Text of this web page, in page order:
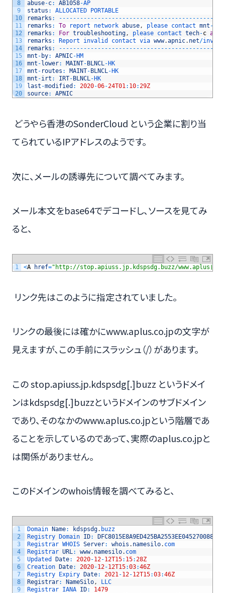
8
9
10
11
12
13
14
15
16
17
18
19
20
abuse-c: AB1058-AP
status : ALLOCATED
PORTABLE
remarks : -- -- -- -- -- -- -- -- -- -- -- -- -- -- -- -- -- -- -- -- -- --
remarks : To report network abuse, please contact mnt -
remarks : For troubleshooting, please contact tech-c and
remarks : Report invalid contact via www.apnic. net/
remarks : -- -- -- -- -- -- -- -- -- -- -- -- -- -- -- -- -- -- -- -- -- --
mnt - by: APNIC- HM
mnt - lower: MAINT- BLNCL- HK
mnt - routes : MAINT- BLNCL- HK
mnt -irt : IRT- BLNCL- HK
last -modified : 2020-06-24T01: 10:29Z
source: APNIC
どうやら香港のSonderCloud という企業に割り当
てられているIPアドレスのようです。
次に、メールの誘導先について調べてみます。
メール本文をbase64でデコードし、ソースを見てみ
ると、
1 <A href="http://stop.apiuss.jp.kdspsdg.buzz/
リンク先はこのように指定されていました。
リンクの最後には確かにwww.aplus.co.jpの文字が
見えますが、この手前にスラッシュ（/）があります。
この stop.apiuss.jp.kdspsdg[.]buzz というドメイ
ンはkdspsdg[.]buzzというドメインのサブドメイン
であり、そのなかのwww.aplus.co.jpという階層であ
ることを示しているのであって、実際のaplus.co.jpと
は関係がありません。
このドメインのwhois情報を調べてみると、
1
2
3
4
5
6
7
8
9
Domain Name: kdspsdg. buzz
Registry Domain ID: DFC8015E8A9ED425BA2553EE045270088
Registrar WHOIS Server: whois . namesilo. com
Registrar URL : www. namesilo. com
Updated Date: 2020-12-12T15: 15: 28Z
Creation Date: 2020-12-12T15:03:46Z
Registry Expiry Date: 2021 -12-12T15:03:46Z
Registrar: NameSilo ,
LLC
Registrar IANA ID:
1479